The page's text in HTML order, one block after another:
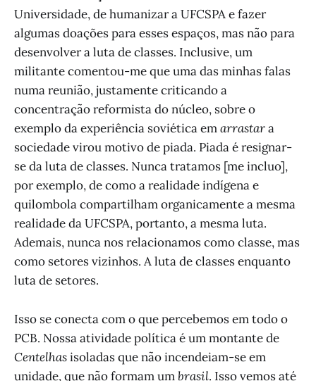
Universidade, de humanizar a UFCSPA e fazer
algumas doações para esses espaços, mas não para
desenvolver a luta de classes. Inclusive, um
militante comentou-me que uma das minhas falas
numa reunião, justamente criticando a
concentração reformista do núcleo, sobre o
exemplo da experiência soviética emarrastara
sociedade virou motivo de piada. Piada é resignar-
se da luta de classes. Nunca tratamos [me incluo],
por exemplo, de como a realidade indígena e
quilombola compartilham organicamente a mesma
realidade da UFCSPA, portanto, a mesma luta.
Ademais, nunca nos relacionamos como classe, mas
como setores vizinhos. A luta de classes enquanto
luta de setores.
Isso se conecta com o que percebemos em todo o
PCB. Nossa atividade política é um montante de
Centelhasisoladas que não incendeiam-se em
unidade, que não formam umbrasil. Isso vemos até